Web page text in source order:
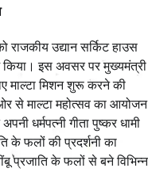
राजकीय उद्यान सर्किट हाउस
किया। इस अवसर पर मुख्यमंत्री
माल्टा मिशन शुरू करने की
से माल्टा महोत्सव का आयोजन
धर्मपत्नी गीता पुष्कर धामी
के फलों की प्रदर्शनी का
प्रजाति के फलों से बने विभिन्न